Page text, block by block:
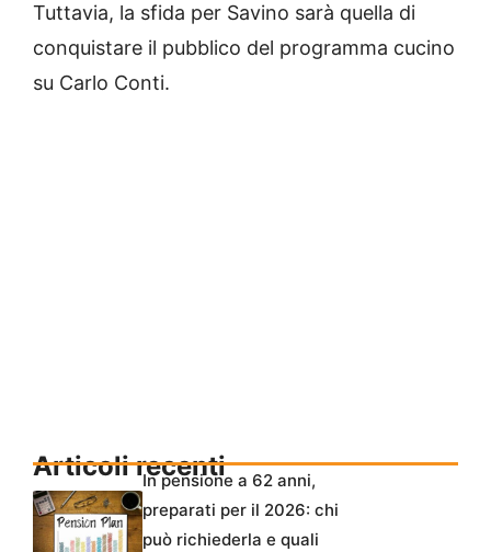
Tuttavia, la sfida per Savino sarà quella di
conquistare il pubblico del programma cucino
su Carlo Conti.
Articoli recentiIn pensione a 62 anni,
preparati per il 2026: chi
può richiederla e quali